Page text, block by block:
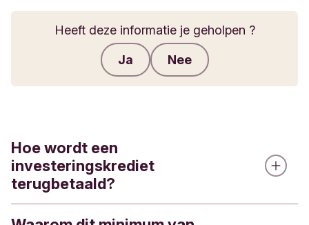
Heeft deze informatie je geholpen ?
Ja Nee
Hoe wordt een
investeringskrediet
terugbetaald?